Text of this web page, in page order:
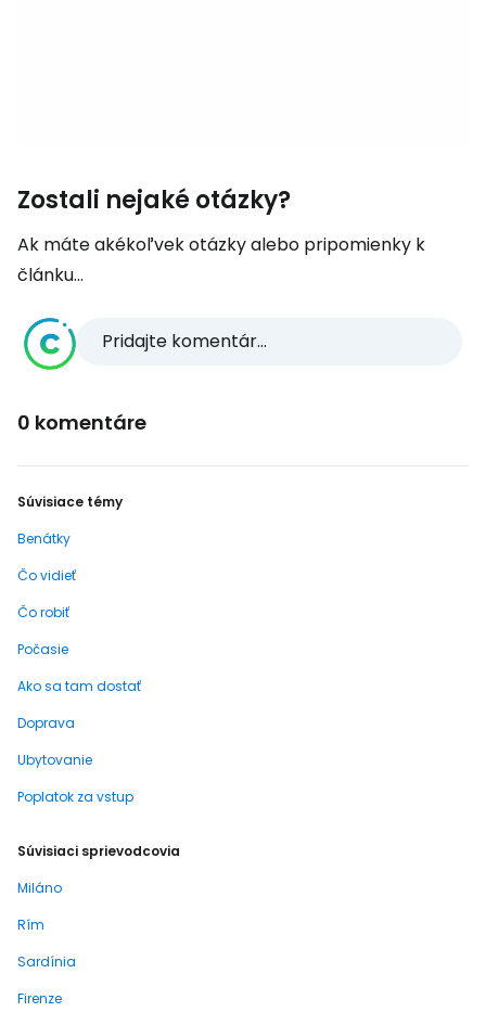
Zostali nejaké otázky?
Ak máte akékoľvek otázky alebo pripomienky k
článku...
Pridajte komentár...
0 komentáre
Súvisiace témy
Benátky
Čo vidieť
Čo robiť
Počasie
Ako sa tam dostať
Doprava
Ubytovanie
Poplatok za vstup
Súvisiaci sprievodcovia
Miláno
Rím
Sardínia
Firenze